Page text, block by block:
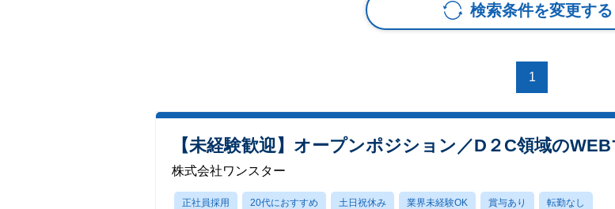
検索条件を変更する
1
【未経験歓迎】オープンポジション／D２C領域の
株式会社ワンスター
正社員採用 20代におすすめ 土日祝休み 業界未経験OK 賞与あり 転勤なし